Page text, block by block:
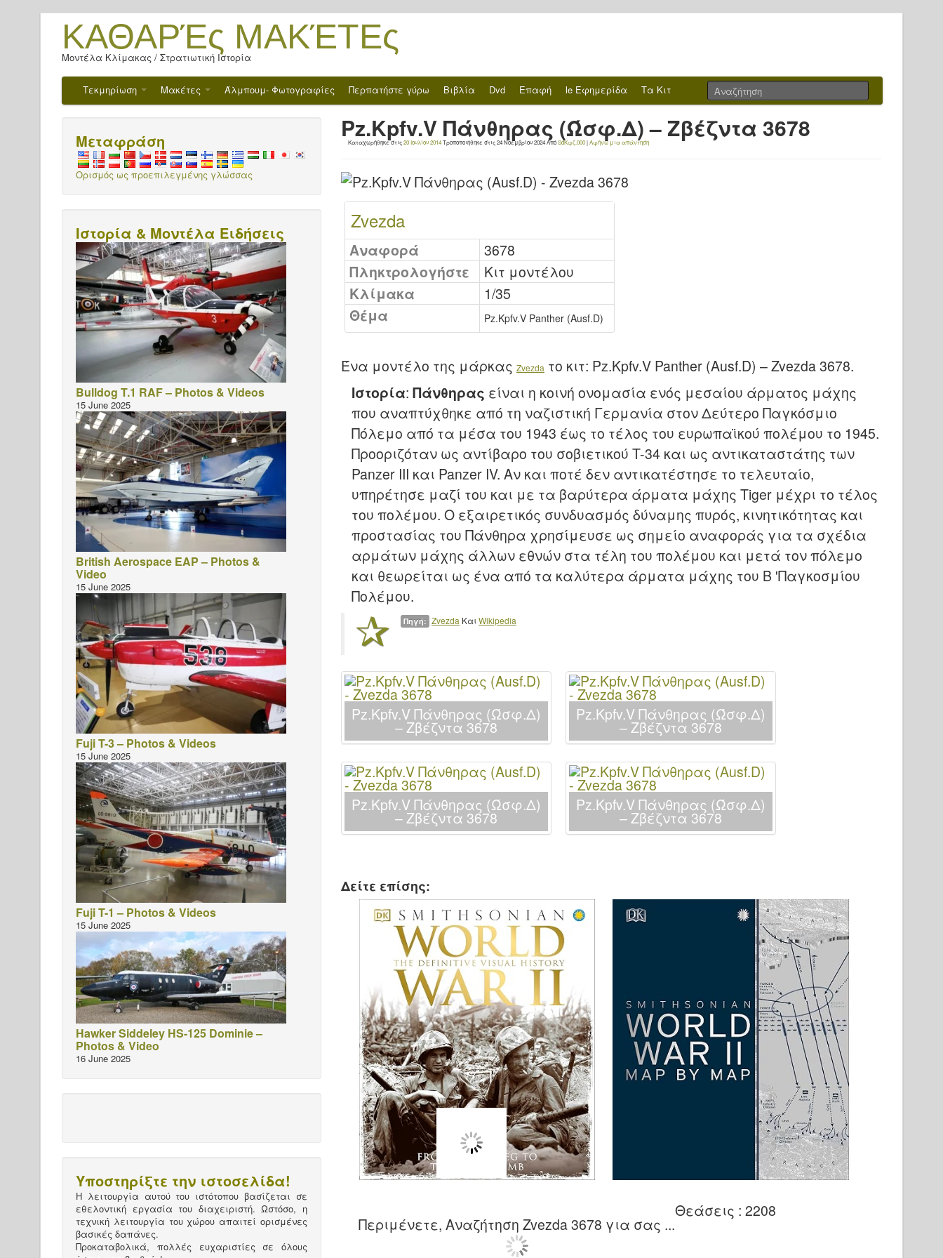
ΚΑΘΑΡΈς ΜΑΚΈΤΕς
Μοντέλα Κλίμακας / Στρατιωτική Ιστορία
Τεκμηρίωση Μακέτες Άλμπουμ- Φωτογραφίες Περπατήστε γύρω Βιβλία Dvd Επαφή le Εφημερίδα Τα Κιτ
Pz.Kpfv.V Πάνθηρας (Ώσφ.Δ) – Ζβέζντα 3678
Καταχωρήθηκε στις20 Ιουλίου 2014Τροποποιήθηκε στις24 Νοεμβρίου 2024ΑπόSdΚφζ.000|Αφήνω μια απάντηση
Zvezda
Αναφορά
3678
Πληκτρολογήστε
Κιτ μοντέλου
Κλίμακα
1/35
Θέμα
Pz.Kpfv.V Panther (Ausf.D)
Ένα μοντέλο της μάρκας Zvezda το κιτ: Pz.Kpfv.V Panther (Ausf.D) – Zvezda 3678.
Ιστορία: Πάνθηρας είναι η κοινή ονομασία ενός μεσαίου άρματος μάχης
που αναπτύχθηκε από τη ναζιστική Γερμανία στον Δεύτερο Παγκόσμιο
Πόλεμο από τα μέσα του 1943 έως το τέλος του ευρωπαϊκού πολέμου το 1945.
Προοριζόταν ως αντίβαρο του σοβιετικού T-34 και ως αντικαταστάτης των
Panzer III και Panzer IV. Αν και ποτέ δεν αντικατέστησε το τελευταίο,
υπηρέτησε μαζί του και με τα βαρύτερα άρματα μάχης Tiger μέχρι το τέλος
του πολέμου. Ο εξαιρετικός συνδυασμός δύναμης πυρός, κινητικότητας και
προστασίας του Πάνθηρα χρησίμευσε ως σημείο αναφοράς για τα σχέδια
αρμάτων μάχης άλλων εθνών στα τέλη του πολέμου και μετά τον πόλεμο
και θεωρείται ως ένα από τα καλύτερα άρματα μάχης του Β 'Παγκοσμίου
Πολέμου.
Πηγή: Zvezda ΚαιWikipedia
Pz.Kpfv.V Πάνθηρας (Ώσφ.Δ)
– Ζβέζντα 3678
Pz.Kpfv.V Πάνθηρας (Ώσφ.Δ)
– Ζβέζντα 3678
Pz.Kpfv.V Πάνθηρας (Ώσφ.Δ)
– Ζβέζντα 3678
Pz.Kpfv.V Πάνθηρας (Ώσφ.Δ)
– Ζβέζντα 3678
Δείτε επίσης:
Περιμένετε, Αναζήτηση Zvezda 3678 για σας ...
Θεάσεις : 2208
Μεταφράση
Ορισμός ως προεπιλεγμένης γλώσσας
Ιστορία & Μοντέλα Ειδήσεις
Bulldog T.1 RAF – Photos & Videos
15 June 2025
British Aerospace EAP – Photos &
Video
15 June 2025
Fuji T-3 – Photos & Videos
15 June 2025
Fuji T-1 – Photos & Videos
15 June 2025
Hawker Siddeley HS-125 Dominie –
Photos & Video
16 June 2025
Υποστηρίξτε την ιστοσελίδα!
Η λειτουργία αυτού του ιστότοπου βασίζεται σε
εθελοντική εργασία του διαχειριστή. Ωστόσο, η
τεχνική λειτουργία του χώρου απαιτεί ορισμένες
βασικές δαπάνες.
Προκαταβολικά, πολλές ευχαριστίες σε όλους